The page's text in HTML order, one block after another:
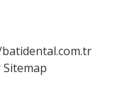
Sitemap